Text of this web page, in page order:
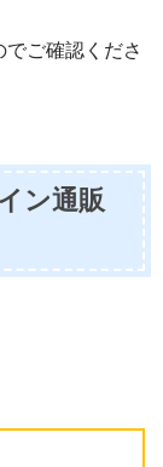
ご確認くださ
ン通販